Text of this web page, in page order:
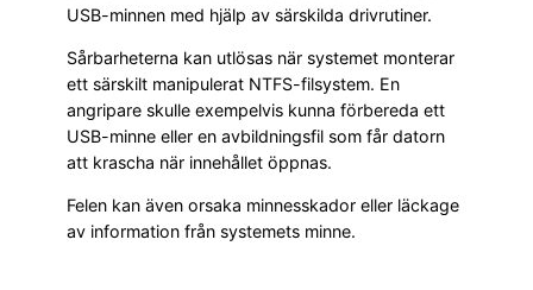
USB-minnen med hjälp av särskilda drivrutiner.
Sårbarheterna kan utlösas när systemet monterar
ett särskilt manipulerat NTFS-filsystem. En
angripare skulle exempelvis kunna förbereda ett
USB-minne eller en avbildningsfil som får datorn
att krascha när innehållet öppnas.
Felen kan även orsaka minnesskador eller läckage
av information från systemets minne.